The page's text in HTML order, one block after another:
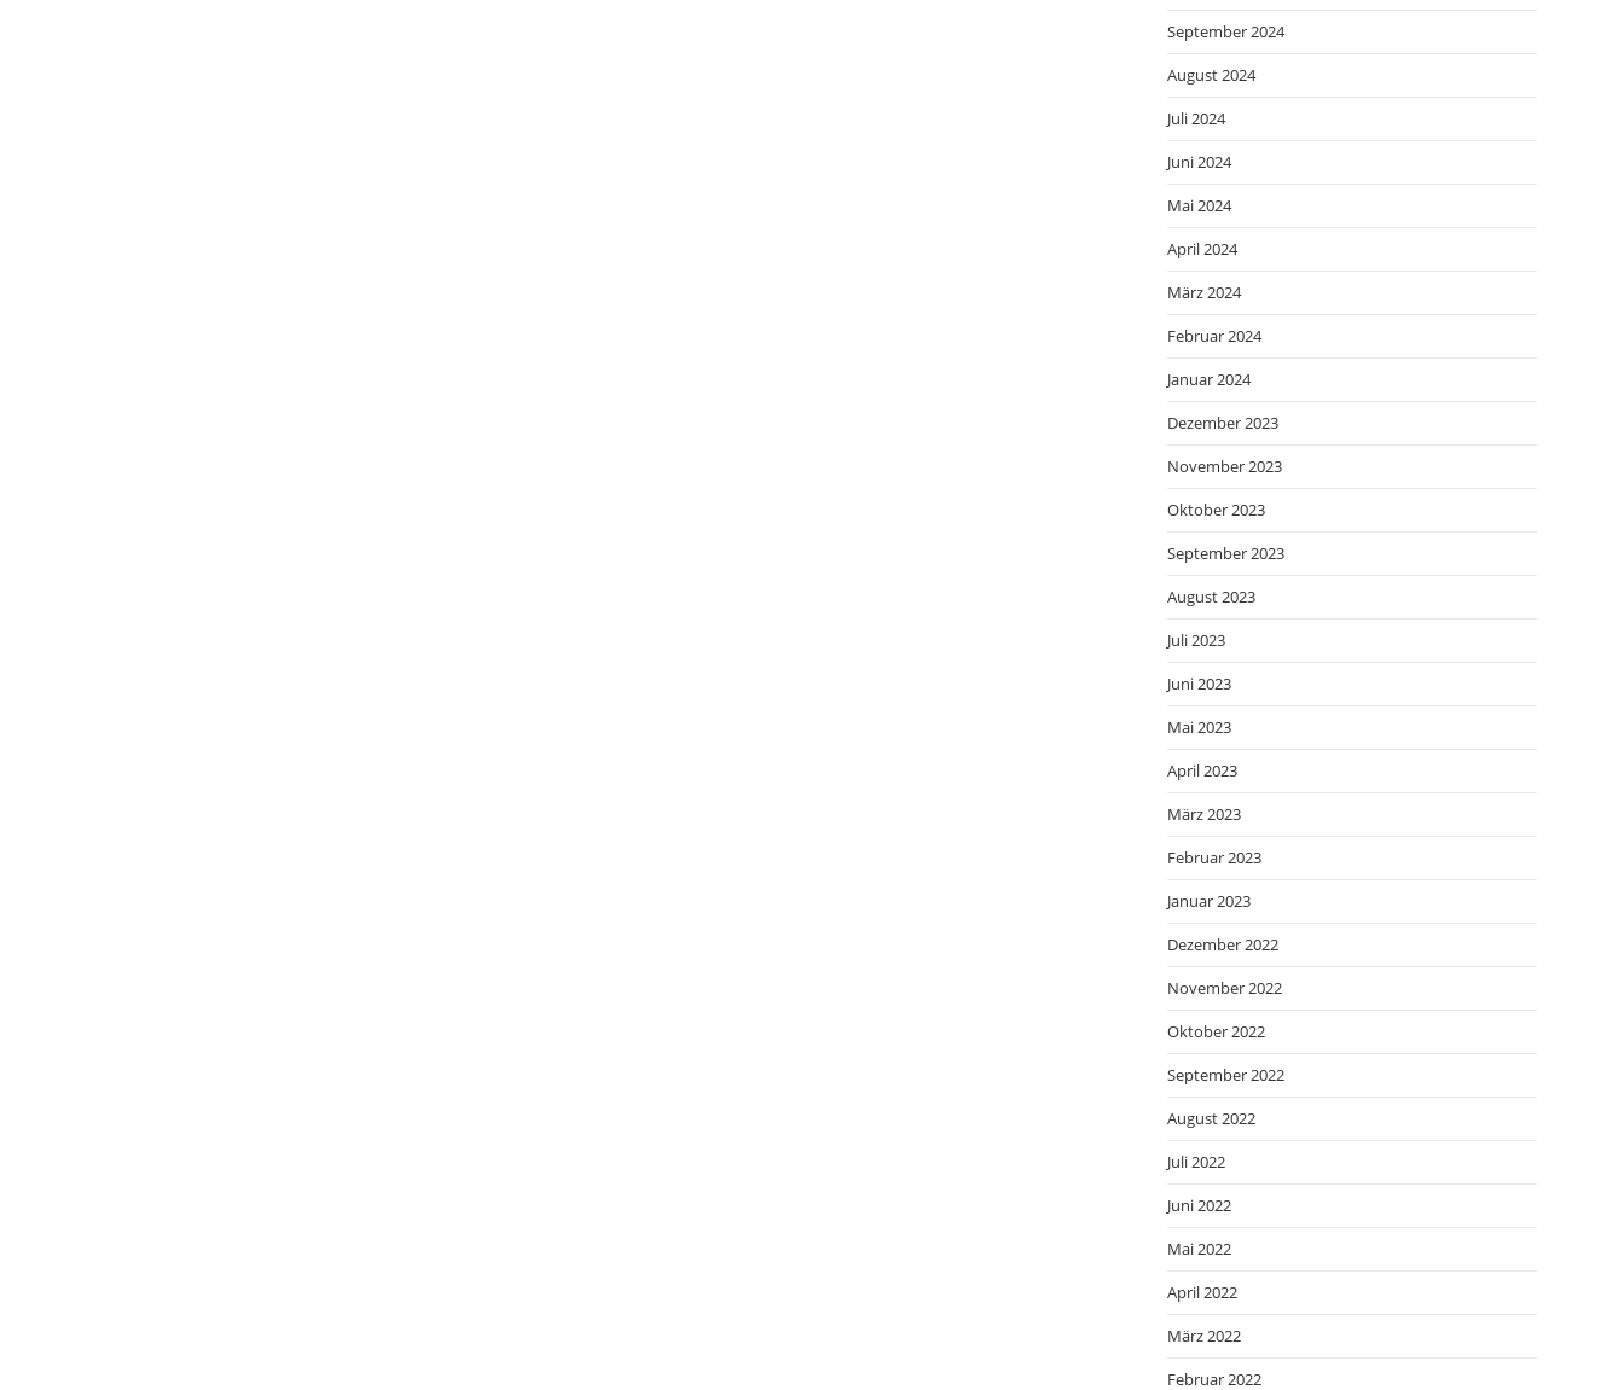
September 2024
August 2024
Juli 2024
Juni 2024
Mai 2024
April 2024
März 2024
Februar 2024
Januar 2024
Dezember 2023
November 2023
Oktober 2023
September 2023
August 2023
Juli 2023
Juni 2023
Mai 2023
April 2023
März 2023
Februar 2023
Januar 2023
Dezember 2022
November 2022
Oktober 2022
September 2022
August 2022
Juli 2022
Juni 2022
Mai 2022
April 2022
März 2022
Februar 2022